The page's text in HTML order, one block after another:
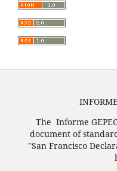
The Informe
document of
"San Francisco